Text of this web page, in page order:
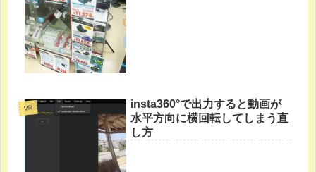
VR
insta360°で出力すると動画が
水平方向に横回転してしまう直
し方